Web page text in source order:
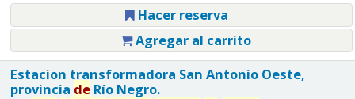
Hacer reserva
Agregar al carrito
Estacion transformadora San Antonio Oeste,
provincia deRío Negro.